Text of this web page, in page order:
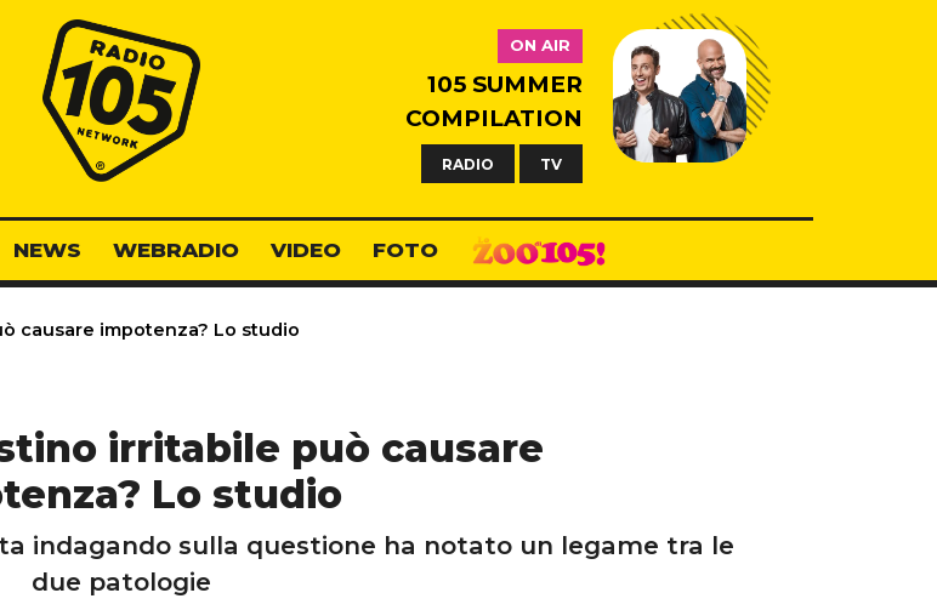
Radio 105
ON AIR
105 SUMMER
COMPILATION
RADIO TV
NEWS WEBRADIO VIDEO FOTO
causare impotenza? Lo studio
irritabile può causare
Lo studio
indagando sulla questione ha notato un legame tra le
due patologie